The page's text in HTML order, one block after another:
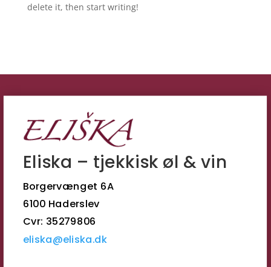
delete it, then start writing!
Eliska – tjekkisk øl & vin
Borgervænget 6A
6100 Haderslev
Cvr: 35279806
eliska@eliska.dk